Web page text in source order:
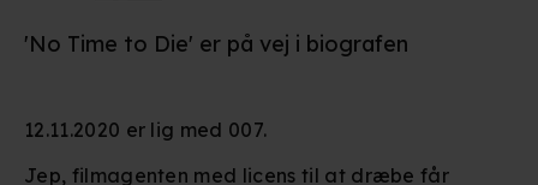
'No Time to Die' er på vej i biografen
12.11.2020 er lig med 007.
Jep, filmagenten med licens til at dræbe får